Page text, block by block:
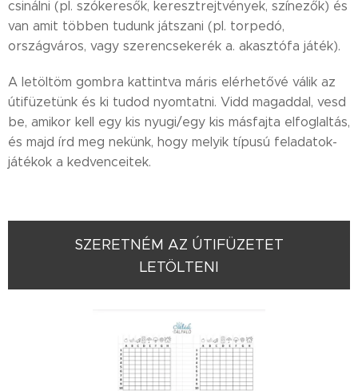
csinálni (pl. szókeresők, keresztrejtvények, színezők) és
van amit többen tudunk játszani (pl. torpedó,
országváros, vagy szerencsekerék a. akasztófa játék).
A letöltöm gombra kattintva máris elérhetővé válik az
útifüzetünk és ki tudod nyomtatni. Vidd magaddal, vesd
be, amikor kell egy kis nyugi/egy kis másfajta elfoglaltás,
és majd írd meg nekünk, hogy melyik típusú feladatok-
játékok a kedvenceitek.
SZERETNÉM AZ ÚTIFÜZETET
LETÖLTENI